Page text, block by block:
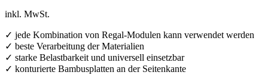
inkl. MwSt.
✓ jede Kombination von Regal-Modulen kann verwendet werden
✓ beste Verarbeitung der Materialien
✓ starke Belastbarkeit und universell einsetzbar
✓ konturierte Bambusplatten an der Seitenkante